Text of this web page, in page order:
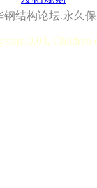
钢结构论坛.永久
Children